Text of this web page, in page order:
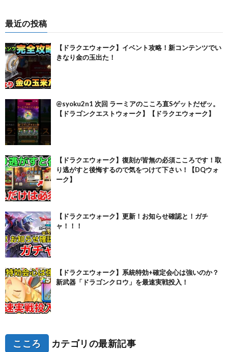
最近の投稿
【ドラクエウォーク】イベント攻略！新コンテンツでい
きなり金の玉出た！
@syoku2n1 次回 ラーミアのこころ直Sゲットだぜッ。
【ドラゴンクエストウォーク】【ドラクエウォーク】
【ドラクエウォーク】復刻が皆無の必須こころです！取
り逃がすと後悔するので気をつけて下さい！【DQウォ
ーク】
【ドラクエウォーク】更新！お知らせ確認と！ガチ
ャ！！！
【ドラクエウォーク】系統特効+確定会心は強いのか？
新武器「ドラゴンクロウ」を最速実戦投入！
こころ カテゴリの最新記事